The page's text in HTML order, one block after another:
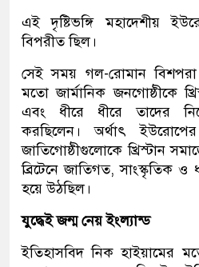
এই দৃষ্টিভঙ্গি মহাদেশীয়
বিপরীত ছিল।
সেই সময় গল-রোমান বিশপরা
মতো জার্মানিক জনগোষ্ঠীকে
এবং ধীরে ধীরে তাদের
করছিলেন। অর্থাৎ
জাতিগোষ্ঠীগুলোকে খ্রিস্টান
ব্রিটেনে জাতিগত, সাংস্কৃতিক
হয়ে উঠছিল।
যুদ্ধেই জন্ম নেয় ইংল্যান্ড
ইতিহাসবিদ নিক হাইয়ামের